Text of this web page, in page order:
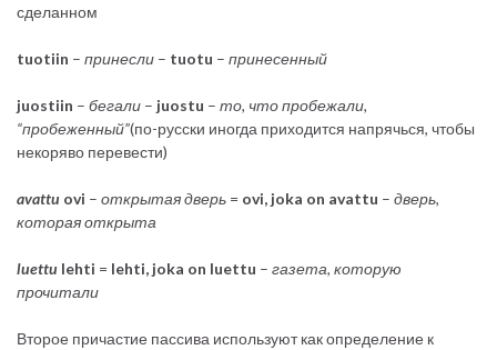
сделанном
tuotiin – принесли – tuotu – принесенный
juostiin – бегали – juostu – то, что пробежали,
“пробеженный”(по-русски иногда приходится напрячься, чтобы
некоряво перевести)
avattu ovi – открытая дверь = ovi, joka on avattu – дверь,
которая открыта
luettu lehti = lehti, joka on luettu – газета, которую
прочитали
Второе причастие пассива используют как определение к